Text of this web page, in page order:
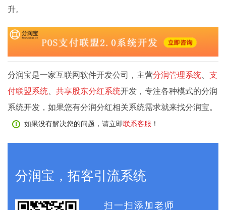
升。
分润宝是一家互联网软件开发公司，主营分润管理系统
支
付联盟系统
共享股东分红系统开发，专注各种模式的分润
系统开发，如果您有分润分红相关系统需求就来找分润宝。
如果没有解决您的问题，请立即联系客服 ！
分润宝，拓客引流系统
扫一扫添加老师